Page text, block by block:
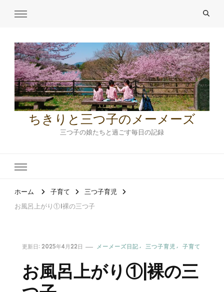
ちきりと三つ子のメーメーズ
三つ子の娘たちと過ごす毎日の記録
ホーム 子育て 三つ子育児
お風呂上がり①|裸の三つ子
更新日: 2025年4月22日 メーメーズ日記 三つ子育児 子育て
お風呂上がり①|裸の三